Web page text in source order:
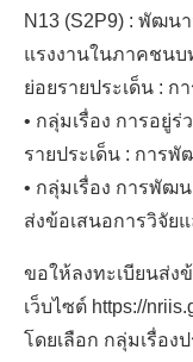
N13 (S2P9) : พัฒน
แรงงานในภาคชนบ
ย่อยรายประเด็น :
• กลุ่มเรื่อง การอยู่
รายประเด็น : การ
• กลุ่มเรื่อง การพัฒ
ส่งข้อเสนอการวิจัย
ขอให้ลงทะเบียนส่ง
เว็บไซต์ https://
โดยเลือก กลุ่มเรื่อง